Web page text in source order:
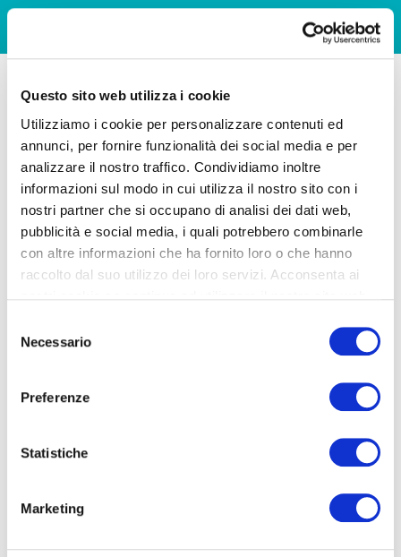
Questo sito web utilizza i cookie
Utilizziamo i cookie per personalizzare contenuti ed
annunci, per fornire funzionalità dei social media e per
analizzare il nostro traffico. Condividiamo inoltre
informazioni sul modo in cui utilizza il nostro sito con i
nostri partner che si occupano di analisi dei dati web,
pubblicità e social media, i quali potrebbero combinarle
con altre informazioni che ha fornito loro o che hanno
raccolto dal suo utilizzo dei loro servizi. Acconsenta ai
delNecessario
Preferenze
Statistiche
Marketing